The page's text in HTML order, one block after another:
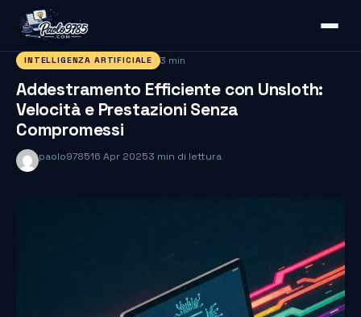
INTELLIGENZA ARTIFICIALE 3 min
Addestramento Efficiente con Unsloth:
Velocità e Prestazioni Senza
Compromessi
paolo978516 Apr 20253 min di lettura